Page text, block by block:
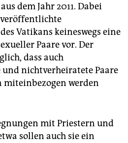
aus dem Jahr 2011. Dabei
Vatikans keineswegs eine
Paare vor. Der
dass auch
und nichtverheiratete Paare
werden
mit Priestern und
sollen auch sie ein